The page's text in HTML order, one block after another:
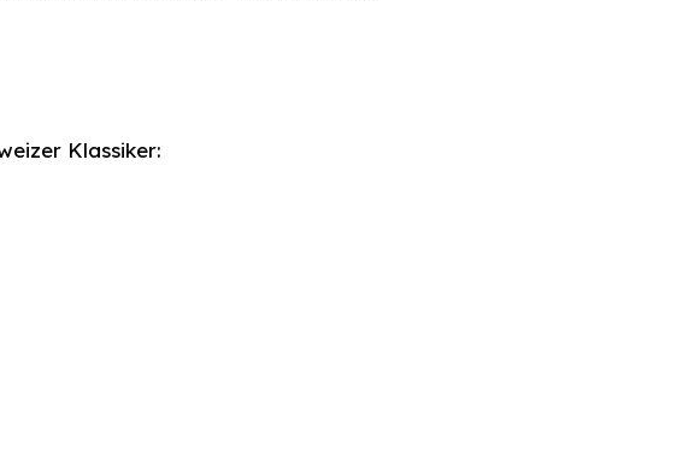
Klassiker: